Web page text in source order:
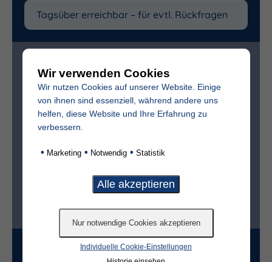
folgende (freiwillige) Angaben:
Vollständiger Name des Verstorbenen
nein
Wir verwenden Cookies
Wir nutzen Cookies auf unserer Website. Einige
von ihnen sind essenziell, während andere uns
helfen, diese Website und Ihre Erfahrung zu
verbessern.
• Marketing • Notwendig • Statistik
Individuelle Cookie-Einstellungen